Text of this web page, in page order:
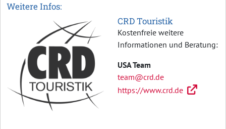
Weitere Infos:
CRD Touristik
Kostenfreie weitere
Informationen und Beratung:
USA Team
team@crd.de
https://www.crd.de